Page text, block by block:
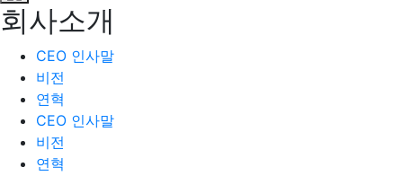
회사소개
CEO 인사말
비전
연혁
CEO 인사말
비전
연혁